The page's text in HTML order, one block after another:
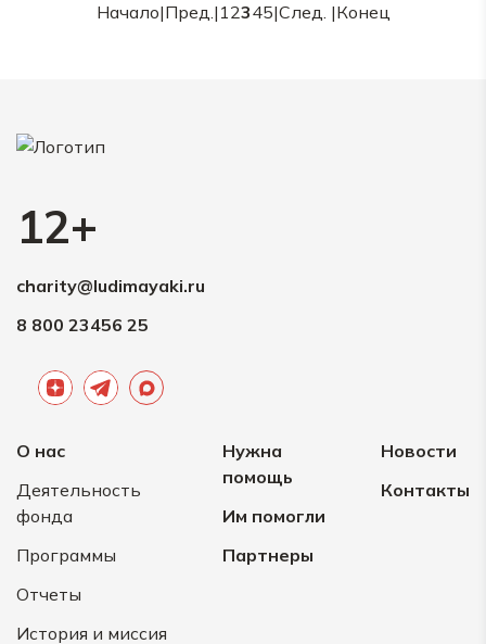
Начало|Пред.| 12345|След. |Конец
12+
charity@ludimayaki.ru
8 800 23456 25
О нас
Деятельность
фонда
Программы
Отчеты
История и миссия
Нужна
помощь
Им помогли
Партнеры
Новости
Контакты